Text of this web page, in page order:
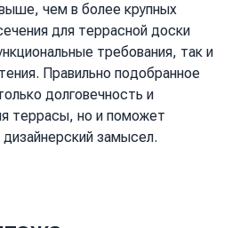
чем в более крупных
для террасной доски
требования, так и
Правильно подобранное
долговечность и
террасы, но и поможет
замысел.